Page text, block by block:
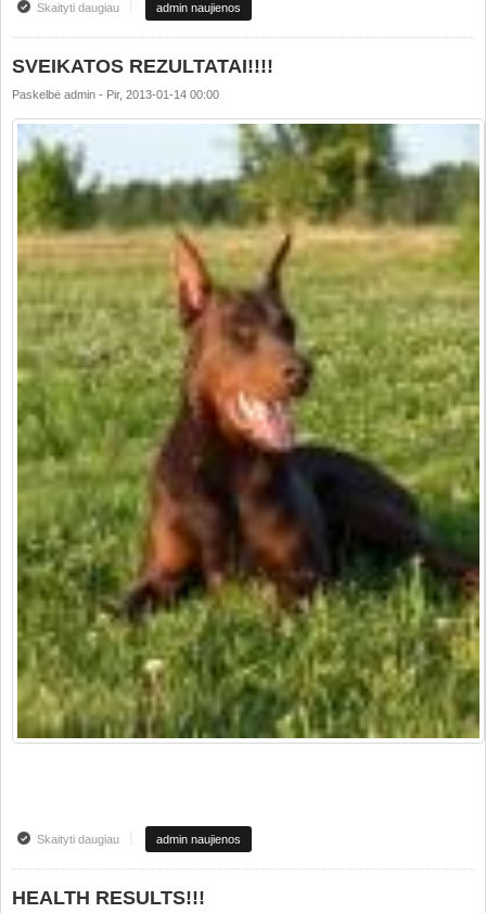
Skaityti daugiauapie LIETUVOS TOP Šuns rinkimai !!!
admin naujienos
SVEIKATOS REZULTATAI!!!!
Paskelbė admin - Pir, 2013-01-14 00:00
Skaityti daugiauapie SVEIKATOS REZULTATAI!!!!
admin naujienos
HEALTH RESULTS!!!